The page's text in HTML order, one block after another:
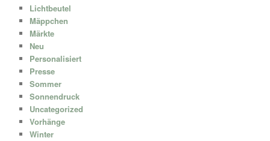
Lichtbeutel
Mäppchen
Märkte
Neu
Personalisiert
Presse
Sommer
Sonnendruck
Uncategorized
Vorhänge
Winter